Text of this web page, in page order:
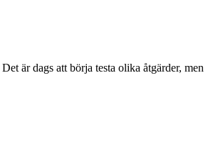
är dags att börja testa olika åtgärder, men